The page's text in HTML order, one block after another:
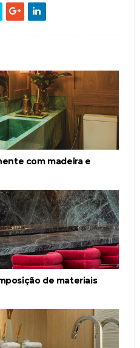
com madeira e
de materiais